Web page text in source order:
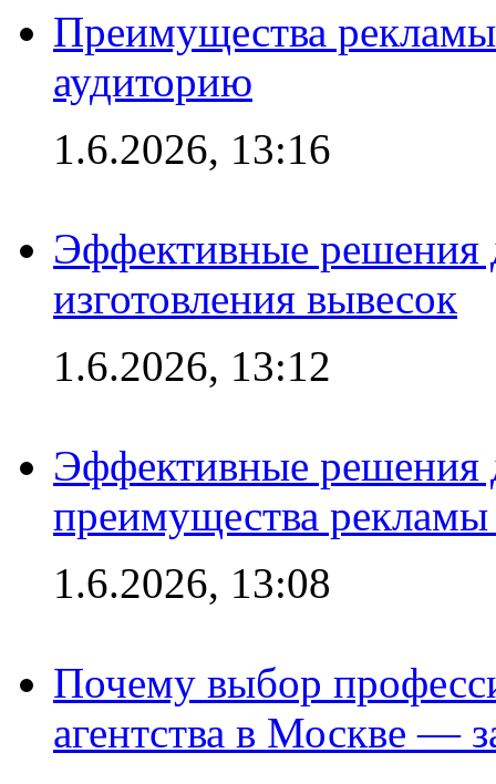
Преимущества
аудиторию
1.6.2026, 13:16
Эффективные решения
изготовления вывесок
1.6.2026, 13:12
Эффективные решения
преимущества рекламы
1.6.2026, 13:08
Почему выбор
агентства в Москве —